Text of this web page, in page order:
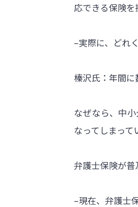
応できる保険を
–実際に、どれ
榛沢氏：年間
なぜなら、中
なってしまって
弁護士保険が
–現在、弁護士